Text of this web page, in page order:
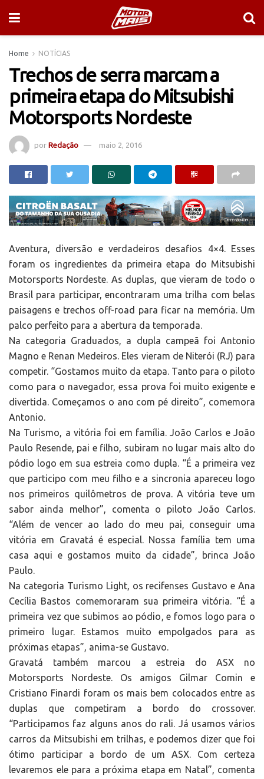
Home NOTÍCIAS
Trechos de serra marcam a
primeira etapa do Mitsubishi
Motorsports Nordeste
por Redação maio 2, 2016
Aventura, diversão e verdadeiros desafios 4×4. Esses
foram os ingredientes da primeira etapa do Mitsubishi
Motorsports Nordeste. As duplas, que vieram de todo o
Brasil para participar, encontraram uma trilha com belas
paisagens e trechos off-road para ficar na memória. Um
palco perfeito para a abertura da temporada.
Na categoria Graduados, a dupla campeã foi Antonio
Magno e Renan Medeiros. Eles vieram de Niterói (RJ) para
competir. “Gostamos muito da etapa. Tanto para o piloto
como para o navegador, essa prova foi muito exigente e
divertida. Começamos o ano com pé direito”, comemora
Antonio.
Na Turismo, a vitória foi em família. João Carlos e João
Paulo Resende, pai e filho, subiram no lugar mais alto do
pódio logo em sua estreia como dupla. “É a primeira vez
que participo com meu filho e a sincronia apareceu logo
nos primeiros quilômetros de prova. A vitória teve um
sabor ainda melhor”, comenta o piloto João Carlos.
“Além de vencer ao lado do meu pai, conseguir uma
vitória em Gravatá é especial. Nossa família tem uma
casa aqui e gostamos muito da cidade”, brinca João
Paulo.
Na categoria Turismo Light, os recifenses Gustavo e Ana
Cecília Bastos comemoraram sua primeira vitória. “É a
primeira vez que subimos ao pódio, e fomos logo para o
primeiro lugar. Estamos muito empolgados para as
próximas etapas”, anima-se Gustavo.
Gravatá também marcou a estreia do ASX no
Motorsports Nordeste. Os amigos Gilmar Comin e
Cristiano Finardi foram os mais bem colocados entre as
duplas que competiram a bordo do crossover.
“Participamos faz alguns anos do rali. Já usamos vários
carros da Mitsubishi em trilhas, e podemos dizer que foi
ótimo participar a bordo de um ASX. Com certeza
levaremos ele para a próxima etapa em Natal”, comenta